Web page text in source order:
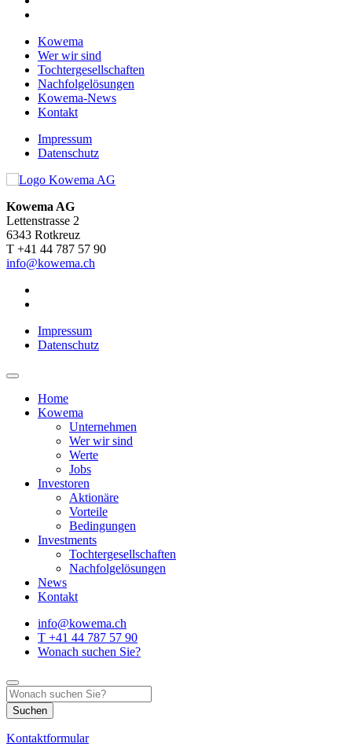
Kowema
Wer wir sind
Tochtergesellschaften
Nachfolgelösungen
Kowema-News
Kontakt
Impressum
Datenschutz
Kowema AG
Lettenstrasse 2
6343 Rotkreuz
T +41 44 787 57 90
info@kowema.ch
Impressum
Datenschutz
Home
Kowema
Unternehmen
Wer wir sind
Werte
Jobs
Investoren
Aktionäre
Vorteile
Bedingungen
Investments
Tochtergesellschaften
Nachfolgelösungen
News
Kontakt
info@kowema.ch
T +41 44 787 57 90
Wonach suchen Sie?
Kontaktformular